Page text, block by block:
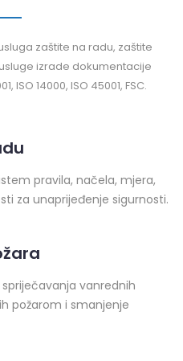
zaštite na radu, zaštite
izrade dokumentacije
ISO 14000, ISO 45001, FSC.
pravila, načela, mjera,
za unaprijeđenje sigurnosti.
vanrednih
požarom i smanjenje